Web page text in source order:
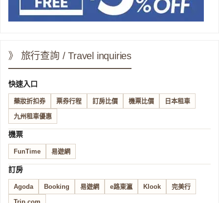
》 旅行查詢 / Travel inquiries
快速入口
藥妝折扣券 票券行程 訂房比價 機票比價 日本租車
九州租車優惠
機票
FunTime 易遊網
訂房
Agoda Booking 易遊網 e路東瀛 Klook 完美行